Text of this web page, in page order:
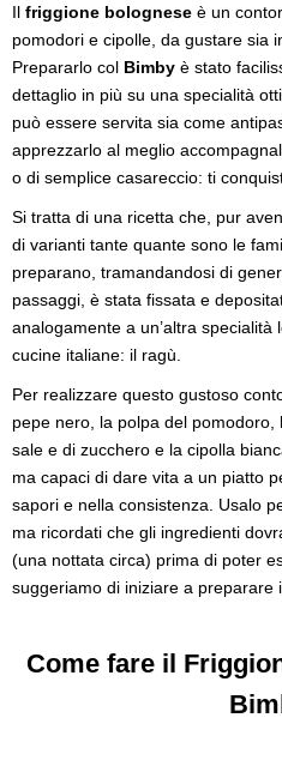
Il friggione bolognese è un
pomodori e cipolle, da gustare sia
Prepararlo col Bimby è stato
dettaglio in più su una specialità
può essere servita sia come
apprezzarlo al meglio
o di semplice casareccio: ti
Si tratta di una ricetta che, pur
di varianti tante quante sono le
preparano, tramandandosi di
passaggi, è stata fissata e
analogamente a un’altra
cucine italiane: il ragù.
Per realizzare questo gustoso
pepe nero, la polpa del pomodoro,
sale e di zucchero e la cipolla
ma capaci di dare vita a un piatto
sapori e nella consistenza. Usalo
ma ricordati che gli ingredienti
(una nottata circa) prima di poter
suggeriamo di iniziare a preparare
Come fare il